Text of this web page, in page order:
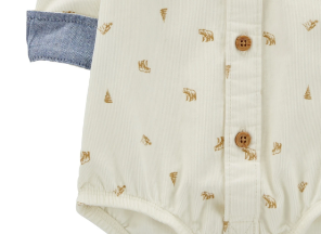
Skip-
hop